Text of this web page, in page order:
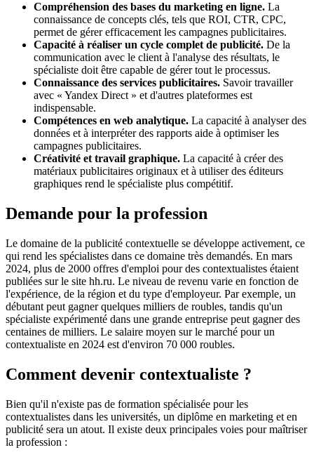
Compréhension des bases du marketing en ligne. La
connaissance de concepts clés, tels que ROI, CTR, CPC,
permet de gérer efficacement les campagnes publicitaires.
Capacité à réaliser un cycle complet de publicité. De la
communication avec le client à l'analyse des résultats, le
spécialiste doit être capable de gérer tout le processus.
Connaissance des services publicitaires. Savoir travailler
avec « Yandex Direct » et d'autres plateformes est
indispensable.
Compétences en web analytique. La capacité à analyser des
données et à interpréter des rapports aide à optimiser les
campagnes publicitaires.
Créativité et travail graphique. La capacité à créer des
matériaux publicitaires originaux et à utiliser des éditeurs
graphiques rend le spécialiste plus compétitif.
Demande pour la profession
Le domaine de la publicité contextuelle se développe activement, ce
qui rend les spécialistes dans ce domaine très demandés. En mars
2024, plus de 2000 offres d'emploi pour des contextualistes étaient
publiées sur le site hh.ru. Le niveau de revenu varie en fonction de
l'expérience, de la région et du type d'employeur. Par exemple, un
débutant peut gagner quelques milliers de roubles, tandis qu'un
spécialiste expérimenté dans une grande entreprise peut gagner des
centaines de milliers. Le salaire moyen sur le marché pour un
contextualiste en 2024 est d'environ 70 000 roubles.
Comment devenir contextualiste ?
Bien qu'il n'existe pas de formation spécialisée pour les
contextualistes dans les universités, un diplôme en marketing et en
publicité sera un atout. Il existe deux principales voies pour maîtriser
la profession :